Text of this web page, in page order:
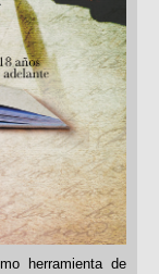
herramienta de